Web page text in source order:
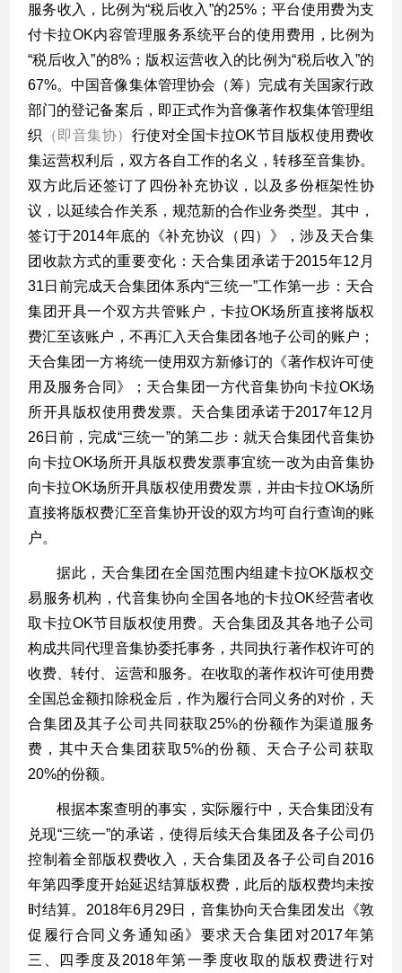
服务收入，比例为“税后收入 ”的25% ；平台使用费为支
付卡拉OK内容管理服务系统平台的使用费用，比例为
“税后收入”的8% ；版权运营收入的比例为“税后收入 ”的
67%。中国音像集体管理协会（筹）完成有关国家行政
部门的登记备案后，即正式作为音像著作权集体管理组
织 （即音集协） 行使对全国卡拉OK节目版权使用费收
集运营权利后，双方各自工作的名义，转移至音集协。
双方此后还签订了四份补充协议，以及多份框架性协
议，以延续合作关系，规范新的合作业务类型。其中，
签订于2014年底的《补充协议（四）》，涉及天合集
团收款方式的重要变化：天合集团承诺于2015年12 月
31 日前完成天合集团体系内“三统一”工作第一步：天合
集团开具一个双方共管账户，卡拉OK场所直接将版权
费汇至该账户，不再汇入天合集团各地子公司的账户；
天合集团一方将统一使用双方新修订的《著作权许可使
用及服务合同》；天合集团一方代音集协向卡拉OK场
所开具版权使用费发票。天合集团承诺于2017年12 月
26日前，完成“三统一”的第二步：就天合集团代音集协
向卡拉OK场所开具版权费发票事宜统一改为由音集协
向卡拉OK场所开具版权使用费发票，并由卡拉OK场所
直接将版权费汇至音集协开设的双方均可自行查询的账
户。
据此，天合集团在全国范围内组建卡拉OK版权交
易服务机构，代音集协向全国各地的卡拉OK经营者收
取卡拉OK节目版权使用费。天合集团及其各地子公司
构成共同代理音集协委托事务，共同执行著作权许可的
收费、转付、运营和服务。在收取的著作权许可使用费
全国总金额扣除税金后，作为履行合同义务的对价，天
合集团及其子公司共同获取 25%的份额作为渠道服务
费，其中天合集团获取5%的份额、天合子公司获取
20%的份额。
根据本案查明的事实，实际履行中，天合集团没有
兑现“三统一”的承诺，使得后续天合集团及各子公司仍
控制着全部版权费收入，天合集团及各子公司自 2016
年第四季度开始延迟结算版权费，此后的版权费均未按
时结算。 2018年6月 29日，音集协向天合集团发出《敦
促履行合同义务通知函》要求天合集团对2017年第
三、四季度及 2018年第一季度收取的版权费进行对